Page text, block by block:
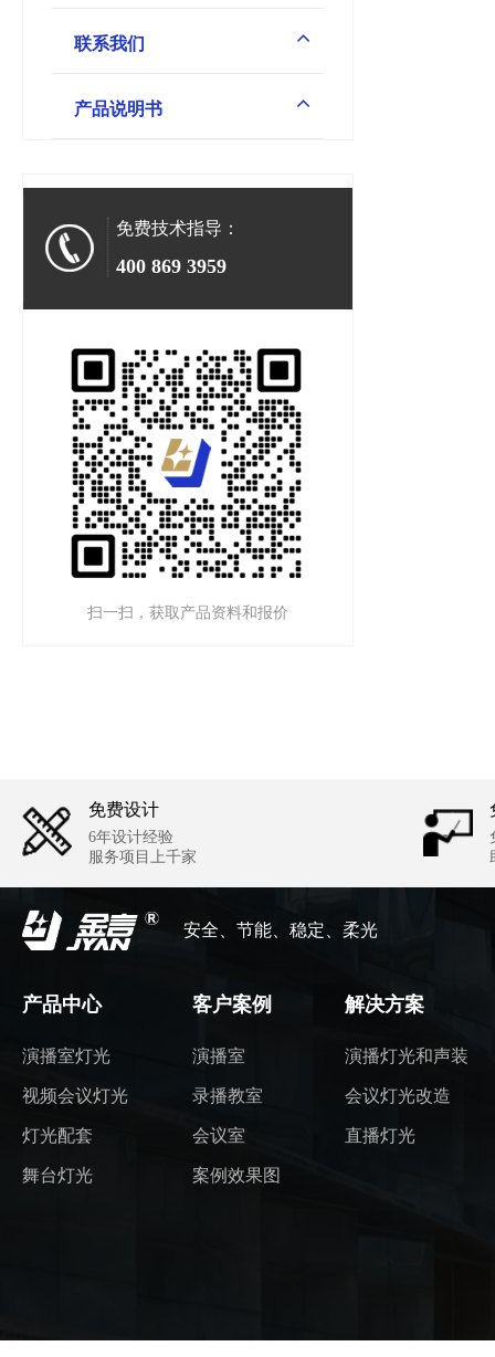
联系我们
产品说明书
免费技术指导：
400 869 3959
扫一扫，获取产品资料和报价
免费设计
6年设计经验
服务项目上千家
安全、节能、稳定、柔光
产品中心
演播室灯光
视频会议灯光
灯光配套
舞台灯光
客户案例
演播室
录播教室
会议室
案例效果图
解决方案
演播灯光和声装
会议灯光改造
直播灯光